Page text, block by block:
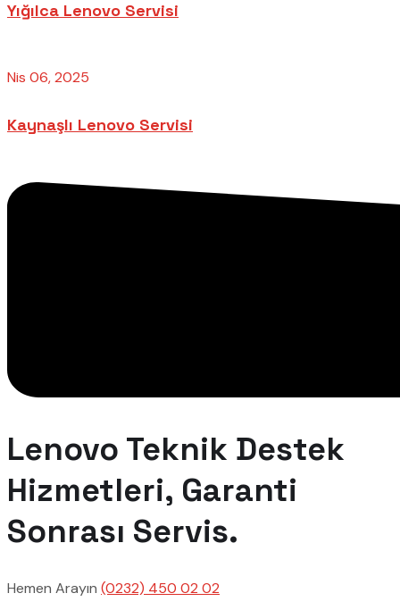
Yığılca Lenovo Servisi
Nis 06, 2025
Kaynaşlı Lenovo Servisi
Lenovo Teknik Destek
Hizmetleri, Garanti
Sonrası Servis.
Hemen Arayın (0232) 450 02 02